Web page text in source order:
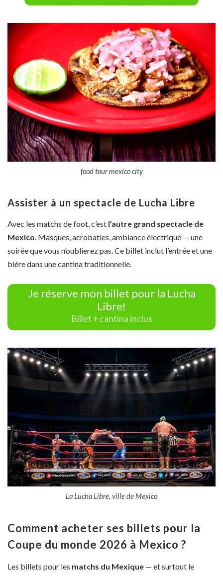
food tour mexico city
Assister à un spectacle de Lucha Libre
Avec les matchs de foot, c’est l’autre grand spectacle de
Mexico. Masques, acrobaties, ambiance électrique — une
soirée que vous n’oublierez pas. Ce billet inclut l’entrée et une
bière dans une cantina traditionnelle.
Je réserve mon billet pour la Lucha
Libre!
Billet + cantina inclus
La Lucha Libre, ville de Mexico
Comment acheter ses billets pour la
Coupe du monde 2026 à Mexico ?
Les billets pour les matchs du Mexique — et surtout le